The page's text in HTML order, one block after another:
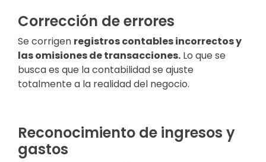
Corrección de errores
Se corrigen registros contables incorrectos y
las omisiones de transacciones. Lo que se
busca es que la contabilidad se ajuste
totalmente a la realidad del negocio.
Reconocimiento de ingresos y
gastos